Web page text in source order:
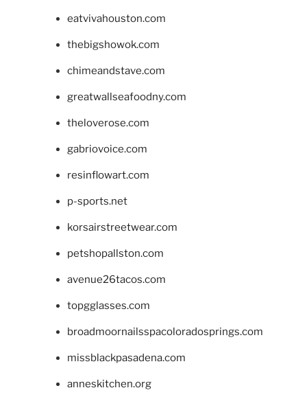
eatvivahouston.com
thebigshowok.com
chimeandstave.com
greatwallseafoodny.com
theloverose.com
gabriovoice.com
resinflowart.com
p-sports.net
korsairstreetwear.com
petshopallston.com
avenue26tacos.com
topgglasses.com
broadmoornailsspacoloradosprings.com
missblackpasadena.com
anneskitchen.org